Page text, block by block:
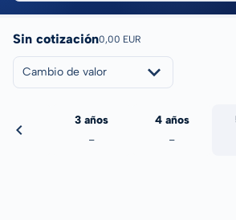
Sin cotización0,00 EUR
Cambio de valor
3 años
-
4 años
-